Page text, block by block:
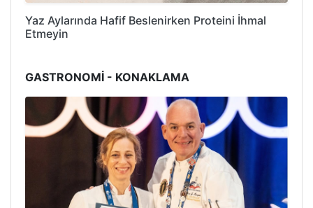
Yaz Aylarında Hafif Beslenirken Proteini İhmal
Etmeyin
GASTRONOMİ - KONAKLAMA